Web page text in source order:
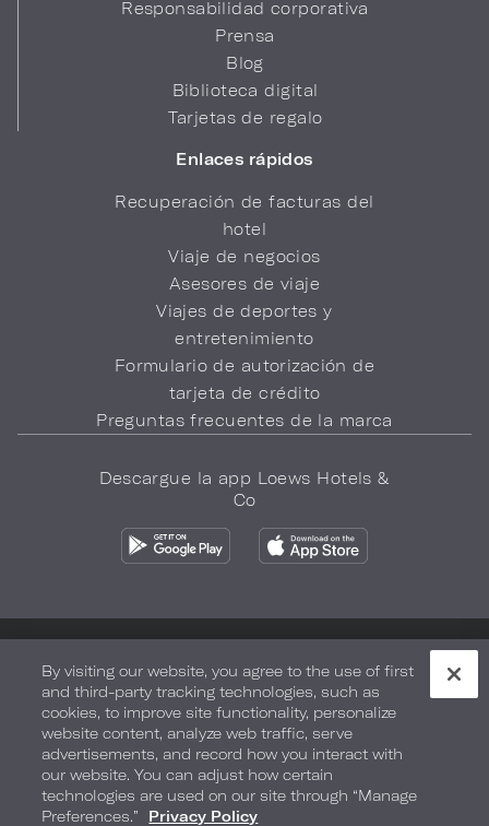
Responsabilidad corporativa
Prensa
Blog
Biblioteca digital
Tarjetas de regalo
Enlaces rápidos
Recuperación de facturas del
hotel
Viaje de negocios
Asesores de viaje
Viajes de deportes y
entretenimiento
Formulario de autorización de
tarjeta de crédito
Preguntas frecuentes de la marca
Descargue la app Loews Hotels &
Co
Seguridad y bienestar Términos de Uso Accesibilidad
Mapa del sitio Sus opciones de privacidad
DERECHOS DE AUTOR 2026.LOEWS HOTELS & CO
By visiting our website, you agree to the use of first
and third-party tracking technologies, such as
cookies, to improve site functionality, personalize
website content, analyze web traffic, serve
advertisements, and record how you interact with
our website. You can adjust how certain
technologies are used on our site through “Manage
Preferences.”
Privacy Policy